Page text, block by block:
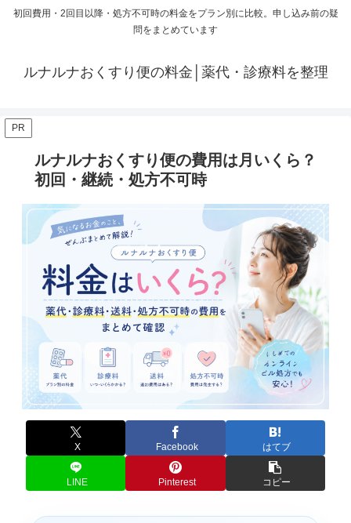
初回費用・2回目以降・処方不可時の料金をプラン別に比較。申し込み前の疑
問をまとめています
ルナルナおくすり便の料金│薬代・診療料を整理
PR
ルナルナおくすり便の費用は月いくら？
初回・継続・処方不可時
X Facebook はてブ
LINE Pinterest コピー